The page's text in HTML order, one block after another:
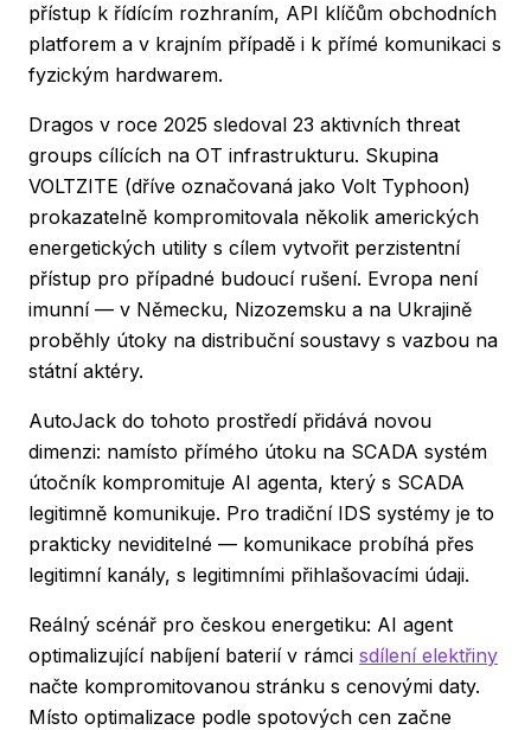
přístup k řídícím rozhraním, API klíčům obchodních
platforem a v krajním případě i k přímé komunikaci s
fyzickým hardwarem.
Dragos v roce 2025 sledoval 23 aktivních threat
groups cílících na OT infrastrukturu. Skupina
VOLTZITE (dříve označovaná jako Volt Typhoon)
prokazatelně kompromitovala několik amerických
energetických utility s cílem vytvořit perzistentní
přístup pro případné budoucí rušení. Evropa není
imunní — v Německu, Nizozemsku a na Ukrajině
proběhly útoky na distribuční soustavy s vazbou na
státní aktéry.
AutoJack do tohoto prostředí přidává novou
dimenzi: namísto přímého útoku na SCADA systém
útočník kompromituje AI agenta, který s SCADA
legitimně komunikuje. Pro tradiční IDS systémy je to
prakticky neviditelné — komunikace probíhá přes
legitimní kanály, s legitimními přihlašovacími údaji.
Reálný scénář pro českou energetiku: AI agent
optimalizující nabíjení baterií v rámci sdílení elektřiny
načte kompromitovanou stránku s cenovými daty.
Místo optimalizace podle spotových cen začne